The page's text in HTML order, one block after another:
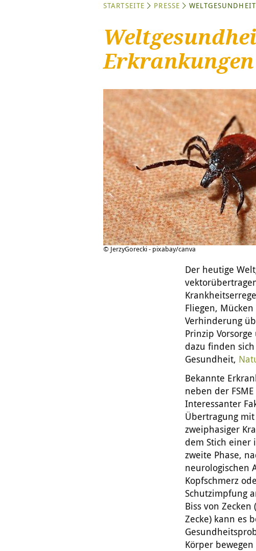
STARTSEITE PRESSE
© JerzyGorecki - pixabay/canva
Der heutige
Fliegen,
Verhinderung
Prinzip
dazu finden
Gesundheit,
Bekannte
neben der
Interessanter
Übertragung mit
zweiphasiger
dem Stich einer
zweite Phase,
neurologischen
Kopfschmerz
Schutzimpfung
Biss von
Zecke) kann es
Körper